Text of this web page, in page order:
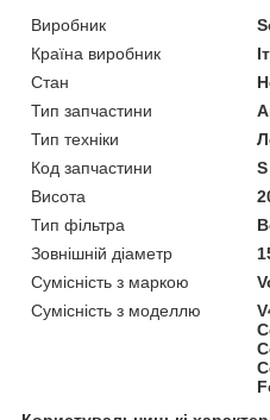
Виробник
Країна виробник
Стан
Тип запчастини
Тип техніки
Код запчастини
Висота
Тип фільтра
Зовнішній діаметр
Сумісність з маркою
Сумісність з моделлю